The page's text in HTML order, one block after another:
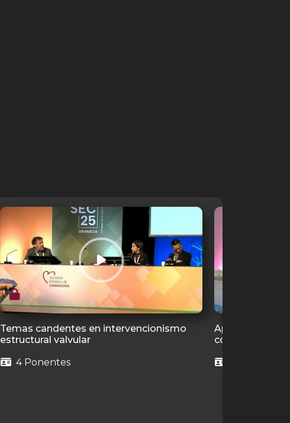
Temas candentes en intervencionismo
estructural valvular
4 Ponentes
Aprendiendo
complejas en